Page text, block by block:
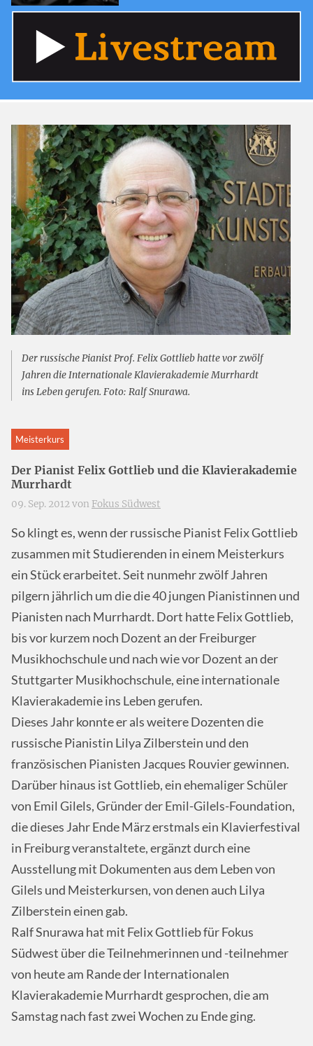
Der russische Pianist Prof. Felix Gottlieb hatte vor zwölf
Jahren die Internationale Klavierakademie Murrhardt
ins Leben gerufen. Foto: Ralf Snurawa.
Meisterkurs
Der Pianist Felix Gottlieb und die Klavierakademie
Murrhardt
09. Sep. 2012 von Fokus Südwest
So klingt es, wenn der russische Pianist Felix Gottlieb
zusammen mit Studierenden in einem Meisterkurs
ein Stück erarbeitet. Seit nunmehr zwölf Jahren
pilgern jährlich um die die 40 jungen Pianistinnen und
Pianisten nach Murrhardt. Dort hatte Felix Gottlieb,
bis vor kurzem noch Dozent an der Freiburger
Musikhochschule und nach wie vor Dozent an der
Stuttgarter Musikhochschule, eine internationale
Klavierakademie ins Leben gerufen.
Dieses Jahr konnte er als weitere Dozenten die
russische Pianistin Lilya Zilberstein und den
französischen Pianisten Jacques Rouvier gewinnen.
Darüber hinaus ist Gottlieb, ein ehemaliger Schüler
von Emil Gilels, Gründer der Emil-Gilels-Foundation,
die dieses Jahr Ende März erstmals ein Klavierfestival
in Freiburg veranstaltete, ergänzt durch eine
Ausstellung mit Dokumenten aus dem Leben von
Gilels und Meisterkursen, von denen auch Lilya
Zilberstein einen gab.
Ralf Snurawa hat mit Felix Gottlieb für Fokus
Südwest über die Teilnehmerinnen und -teilnehmer
von heute am Rande der Internationalen
Klavierakademie Murrhardt gesprochen, die am
Samstag nach fast zwei Wochen zu Ende ging.